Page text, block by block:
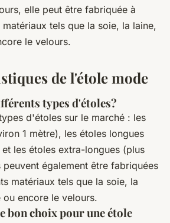
elle peut être fabriquée à
tels que la soie, la laine,
le velours.
de l'étole mode
types d'étoles?
d'étoles sur le marché : les
1 mètre), les étoles longues
les étoles extra-longues (plus
également être fabriquées
matériaux tels que la soie, la
ou encore le velours.
bon choix pour une étole